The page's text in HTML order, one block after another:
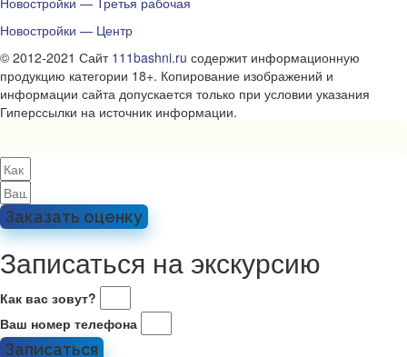
Новостройки — Центр
© 2012-2021 Сайт 111bashni.ru содержит информационную
продукцию категории 18+. Копирование изображений и
информации сайта допускается только при условии указания
Гиперссылки на источник информации.
Заказать оценку
Записаться на экскурсию
Как вас зовут?
Ваш номер телефона
Записаться